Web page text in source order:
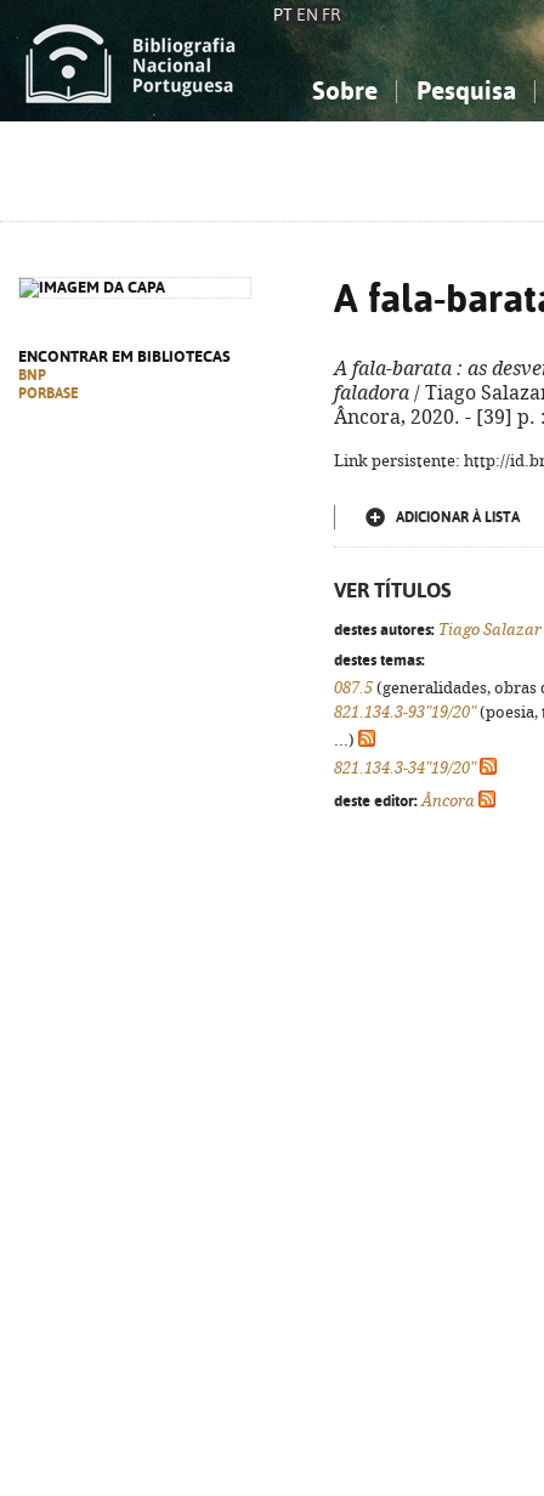
PT EN FR
Sobre Pesquisa
ENCONTRAR EM BIBLIOTECAS
BNP
PORBASE
A fala-
A fala-barata : as
faladora / Tiago
Âncora, 2020. - [39] p.
Link persistente: http://
ADICIONAR À LISTA
VER TÍTULOS
destes autores: Tiago Salazar
destes temas:
087.5 (generalidades,
821.134.3-93"19/20"(poesia,
...)
821.134.3-34"19/20"
deste editor: Âncora